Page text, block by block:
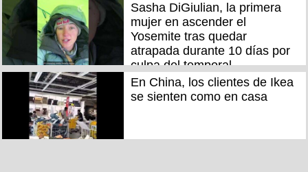
Sasha DiGiulian, la primera
mujer en ascender el
Yosemite tras quedar
atrapada durante 10 días por
culpa del temporal
En China, los clientes de Ikea
se sienten como en casa